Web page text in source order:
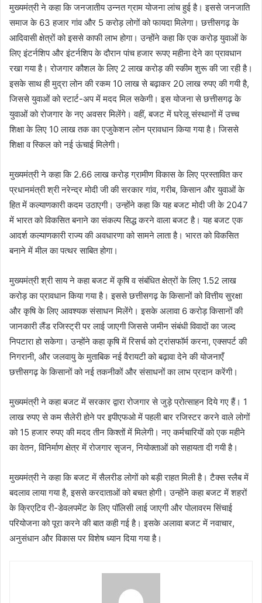
मुख्यमंत्री ने कहा कि जनजातीय उन्नत ग्राम योजना लांच हुई है। इससे जनजाति
समाज के 63 हजार गांव और 5 करोड़ लोगों को फायदा मिलेगा। छत्तीसगढ़ के
आदिवासी क्षेत्रों को इससे काफी लाभ होगा। उन्होंने कहा कि एक करोड़ युवाओं के
लिए इंटर्नशिप और इंटर्नशिप के दौरान पांच हजार रूपए महीना देने का प्रावधान
रखा गया है। रोजगार कौशल के लिए 2 लाख करोड़ की स्कीम शुरू की जा रही है।
इसके साथ ही मुद्रा लोन की रकम 10 लाख से बढ़ाकर 20 लाख रुपए की गयी है,
जिससे युवाओं को स्टार्ट-अप में मदद मिल सकेगी। इस योजना से छत्तीसगढ़ के
युवाओं को रोजगार के नए अवसर मिलेंगे। वहीं, बजट में घरेलू संस्थानों में उच्च
शिक्षा के लिए 10 लाख तक का एजुकेशन लोन प्रावधान किया गया है। जिससे
शिक्षा व स्किल को नई ऊंचाई मिलेगी।
मुख्यमंत्री ने कहा कि 2.66 लाख करोड़ ग्रामीण विकास के लिए प्रस्तावित कर
प्रधानमंत्री श्री नरेन्द्र मोदी जी की सरकार गांव, गरीब, किसान और युवाओं के
हित में कल्याणकारी कदम उठाएगी। उन्होंने कहा कि यह बजट मोदी जी के 2047
में भारत को विकसित बनाने का संकल्प सिद्ध करने वाला बजट है। यह बजट एक
आदर्श कल्याणकारी राज्य की अवधारणा को सामने लाता है। भारत को विकसित
बनाने में मील का पत्थर साबित होगा।
मुख्यमंत्री श्री साय ने कहा बजट में कृषि व संबंधित क्षेत्रों के लिए 1.52 लाख
करोड़ का प्रावधान किया गया है। इससे छत्तीसगढ़ के किसानों को वित्तीय सुरक्षा
और कृषि के लिए आवश्यक संसाधन मिलेंगे। इसके अलावा 6 करोड़ किसानों की
जानकारी लैंड रजिस्ट्री पर लाई जाएगी जिससे जमीन संबंधी विवादों का जल्द
निपटारा हो सकेगा। उन्होंने कहा कृषि में रिसर्च को ट्रांसफॉर्म करना, एक्सपर्ट की
निगरानी, और जलवायु के मुताबिक नई वैरायटी को बढ़ावा देने की योजनाएँ
छत्तीसगढ़ के किसानों को नई तकनीकों और संसाधनों का लाभ प्रदान करेंगी।
मुख्यमंत्री ने कहा बजट में सरकार द्वारा रोजगार से जुड़े प्रोत्साहन दिये गए हैं। 1
लाख रुपए से कम सैलेरी होने पर इपीएफओ में पहली बार रजिस्टर करने वाले लोगों
को 15 हजार रुपए की मदद तीन किश्तों में मिलेगी। नए कर्मचारियों को एक महीने
का वेतन, विनिर्माण क्षेत्र में रोजगार सृजन, नियोक्ताओं को सहायता दी गयी है।
मुख्यमंत्री ने कहा कि बजट में सैलरीड लोगों को बड़ी राहत मिली है। टैक्स स्लैब में
बदलाव लाया गया है, इससे करदाताओं को बचत होगी। उन्होंने कहा बजट में शहरों
के क्रिएटिव री-डेवलपमेंट के लिए पॉलिसी लाई जाएगी और पोलावरम सिंचाई
परियोजना को पूरा करने की बात कही गई है। इसके अलावा बजट में नवाचार,
अनुसंधान और विकास पर विशेष ध्यान दिया गया है।